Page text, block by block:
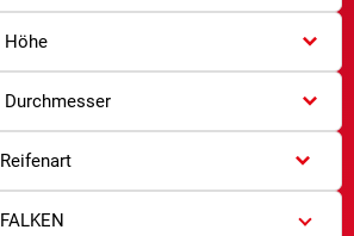
Höhe
Durchmesser
Reifenart
FALKEN